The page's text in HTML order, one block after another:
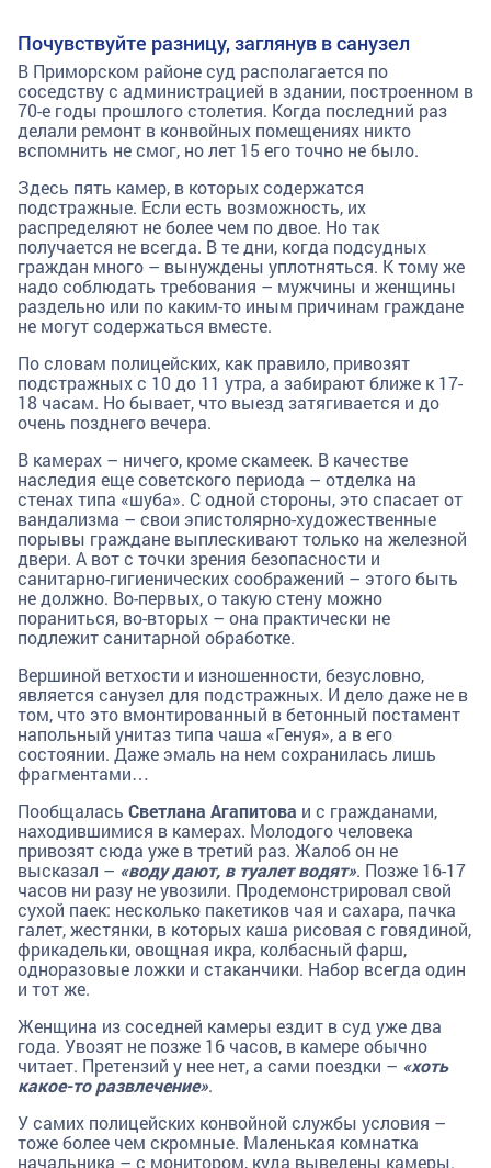
Почувствуйте разницу, заглянув в санузел
В Приморском районе суд располагается по
соседству с администрацией в здании, построенном в
70-е годы прошлого столетия. Когда последний раз
делали ремонт в конвойных помещениях никто
вспомнить не смог, но лет 15 его точно не было.
Здесь пять камер, в которых содержатся
подстражные. Если есть возможность, их
распределяют не более чем по двое. Но так
получается не всегда. В те дни, когда подсудных
граждан много – вынуждены уплотняться. К тому же
надо соблюдать требования – мужчины и женщины
раздельно или по каким-то иным причинам граждане
не могут содержаться вместе.
По словам полицейских, как правило, привозят
подстражных с 10 до 11 утра, а забирают ближе к 17-
18 часам. Но бывает, что выезд затягивается и до
очень позднего вечера.
В камерах – ничего, кроме скамеек. В качестве
наследия еще советского периода – отделка на
стенах типа «шуба». С одной стороны, это спасает от
вандализма – свои эпистолярно-художественные
порывы граждане выплескивают только на железной
двери. А вот с точки зрения безопасности и
санитарно-гигиенических соображений – этого быть
не должно. Во-первых, о такую стену можно
пораниться, во-вторых – она практически не
подлежит санитарной обработке.
Вершиной ветхости и изношенности, безусловно,
является санузел для подстражных. И дело даже не в
том, что это вмонтированный в бетонный постамент
напольный унитаз типа чаша «Генуя», а в его
состоянии. Даже эмаль на нем сохранилась лишь
фрагментами…
Пообщалась Светлана Агапитова и с гражданами,
находившимися в камерах. Молодого человека
привозят сюда уже в третий раз. Жалоб он не
высказал – «воду дают, в туалет водят». Позже 16-17
часов ни разу не увозили. Продемонстрировал свой
сухой паек: несколько пакетиков чая и сахара, пачка
галет, жестянки, в которых каша рисовая с говядиной,
фрикадельки, овощная икра, колбасный фарш,
одноразовые ложки и стаканчики. Набор всегда один
и тот же.
Женщина из соседней камеры ездит в суд уже два
года. Увозят не позже 16 часов, в камере обычно
читает. Претензий у нее нет, а сами поездки – «хоть
какое-то развлечение».
У самих полицейских конвойной службы условия –
тоже более чем скромные. Маленькая комнатка
начальника – с монитором, куда выведены камеры.